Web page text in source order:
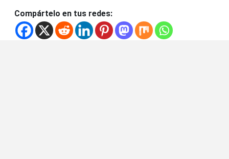
Compártelo en tus redes: